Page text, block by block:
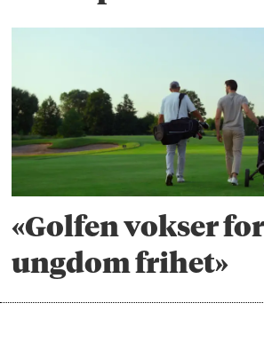
«Golfen vokser
ungdom frihet»